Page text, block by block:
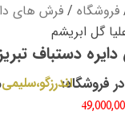
فروشگاه /فرش های
گل ابریشم
دستباف
فروشگاه:اندرزگو،سلیمی